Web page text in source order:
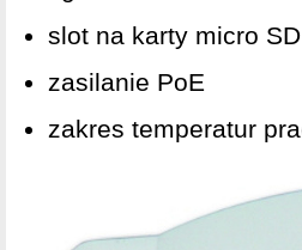
slot na karty micro
zasilanie PoE
zakres temperatur